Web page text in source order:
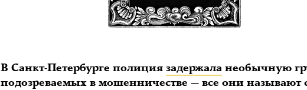
В Санкт-Петербурге полициязадержала необычную
подозреваемых в мошенничестве — все они называют